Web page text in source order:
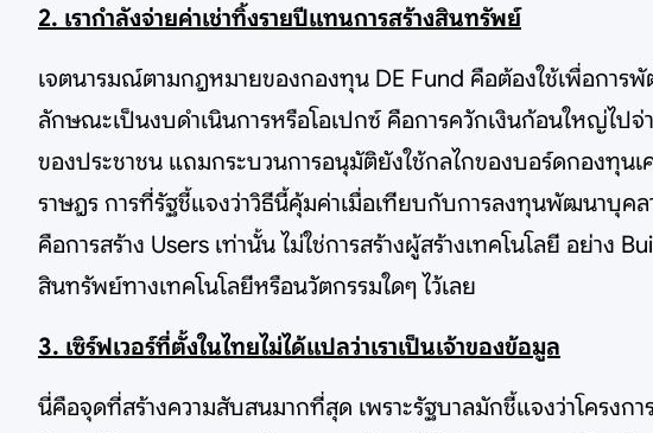
2. เรากำลังจ่ายค่าเช่าทิ้งรายปีแทนการสร้างสินทรัพย์
เจตนารมณ์ตามกฎหมายของกองทุน DE Fund คือต้องใช้เพื่อการ
ลักษณะเป็นงบดำเนินการหรือโอเปกซ์ คือการควักเงินก้อนใหญ่ไ
ของประชาชน แถมกระบวนการอนุมัติยังใช้กลไกของบอร์ดกองทุน
ราษฎร การที่รัฐชี้แจงว่าวิธีนี้คุ้มค่าเมื่อเทียบกับการลงทุนพัฒนาบุค
คือการสร้าง Users เท่านั้น ไม่ใช่การสร้างผู้สร้างเทคโนโลยี อย่า
สินทรัพย์ทางเทคโนโลยีหรือนวัตกรรมใดๆ ไว้เลย
3. เซิร์ฟเวอร์ที่ตั้งในไทยไม่ได้แปลว่าเราเป็นเจ้าของข้อมูล
นี่คือจุดที่สร้างความสับสนมากที่สุด เพราะรัฐบาลมักชี้แจงว่าโครง